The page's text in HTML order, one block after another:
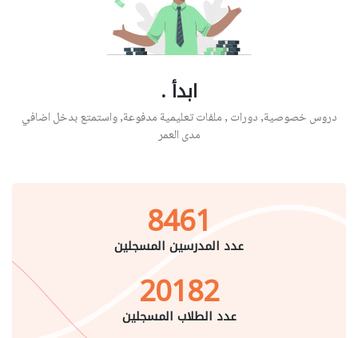
ابدأ .
دروس خصوصية, دورات , ملفات تعليمية مدفوعة, واستمتع بدخل اضافي
مدى العمر
8461
عدد المدرسين المسجلين
20182
عدد الطلاب المسجلين